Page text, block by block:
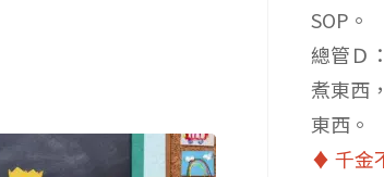
SOP。
總管Ｄ
煮東西
東西。
♦️ 千金